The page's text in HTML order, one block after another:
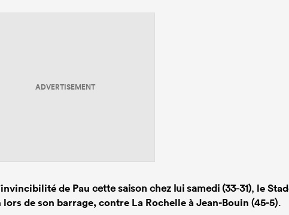
ADVERTISEMENT
de Pau cette saison chez lui samedi (33-31), le
de son barrage, contre La Rochelle à Jean-Bouin (45-5).